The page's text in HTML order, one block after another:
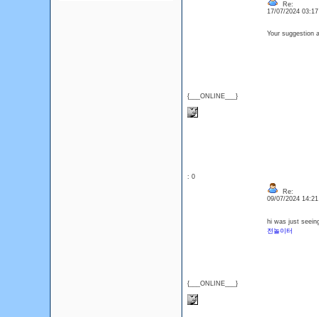
{___ONLINE___}
Re:
17/07/2024
Your suggestion
: 0
{___ONLINE___}
Re:
09/07/2024
hi was just
전놀이터